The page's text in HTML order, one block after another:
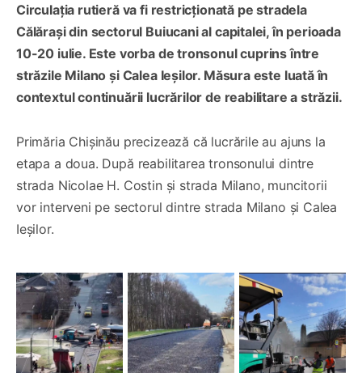
Circulația rutieră va fi restricționată pe stradela
Călărași din sectorul Buiucani al capitalei, în perioada
10-20 iulie. Este vorba de tronsonul cuprins între
străzile Milano și Calea Ieșilor. Măsura este luată în
contextul continuării lucrărilor de reabilitare a străzii.
Primăria Chișinău precizează că lucrările au ajuns la
etapa a doua. După reabilitarea tronsonului dintre
strada Nicolae H. Costin și strada Milano, muncitorii
vor interveni pe sectorul dintre strada Milano și Calea
Ieșilor.